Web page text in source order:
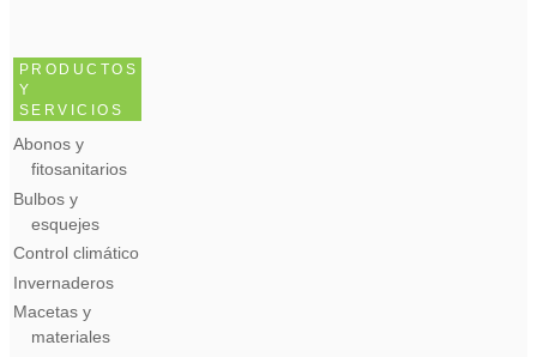
PRODUCTOS
Y
SERVICIOS
Abonos y
fitosanitarios
Bulbos y
esquejes
Control climático
Invernaderos
Macetas y
materiales